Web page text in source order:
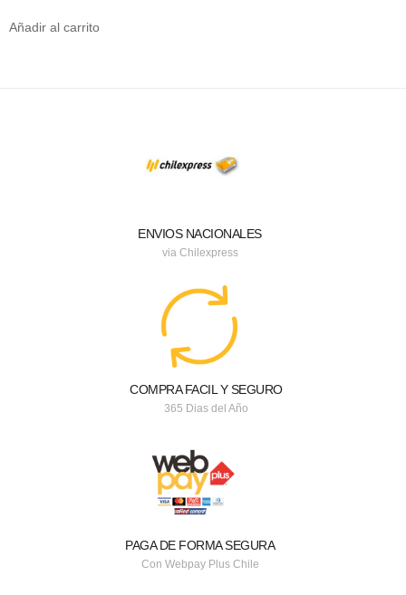
Añadir al carrito
ENVIOS NACIONALES
via Chilexpress
COMPRA FACIL Y SEGURO
365 Dias del Año
PAGA DE FORMA SEGURA
Con Webpay Plus Chile